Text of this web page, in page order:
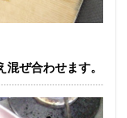
ぜ合わせます。